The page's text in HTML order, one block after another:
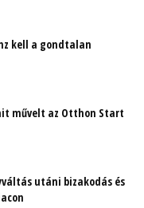
kell a gondtalan
művelt az Otthon Start
utáni bizakodás és